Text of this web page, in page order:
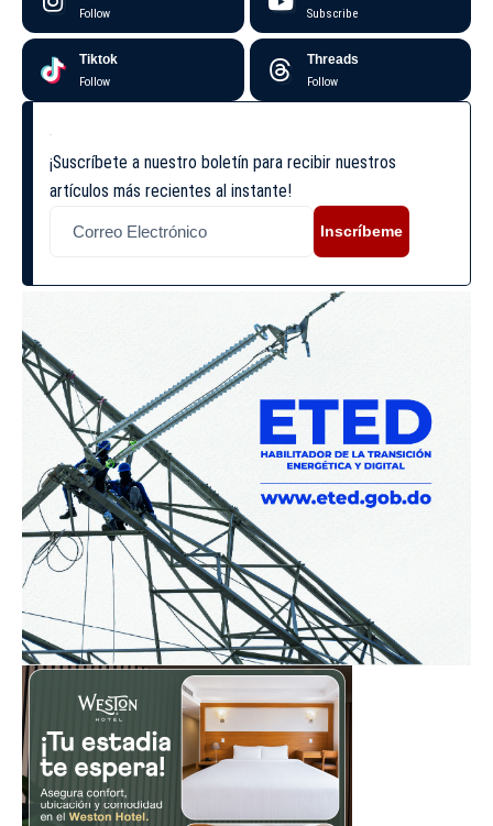
Follow Subscribe
Tiktok
Follow
Threads
Follow
¡Suscríbete a nuestro boletín para recibir nuestros
artículos más recientes al instante!
Inscríbeme